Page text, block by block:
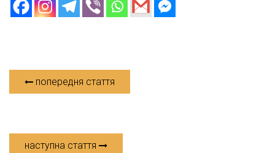
попередня стаття
наступна стаття